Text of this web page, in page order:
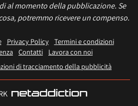
al momento della pubblicazione. Se
potremmo ricevere un compenso.
Privacy Policy
Termini e condizioni
Contatti
Lavora con noi
di tracciamento della pubblicità